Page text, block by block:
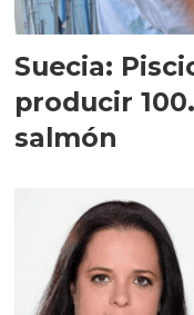
Suecia:
producir
salmón